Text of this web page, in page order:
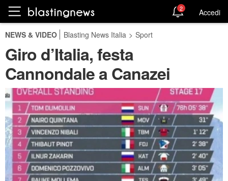
2 Accedi
NEWS & VIDEO Blasting News Italia > Sport
Giro d’Italia, festa
Cannondale a Canazei